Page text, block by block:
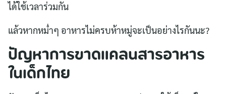
ได้ใช้เวลาร่วมกัน
แล้วหากหม่ำๆ อาหารไม่ครบห้าหมู่จะเป็นอย่างไรกันนะ?
ปัญหาการขาดแคลนสารอาหาร
ในเด็กไทย